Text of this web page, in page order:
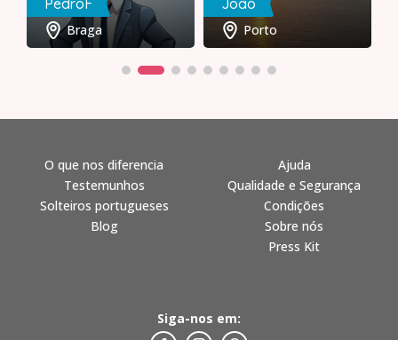
Braga Porto
O que nos diferencia
Testemunhos
Solteiros portugueses
Blog
Ajuda
Qualidade e Segurança
Condições
Sobre nós
Press Kit
Siga-nos em: